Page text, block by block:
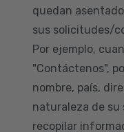
quedan
sus solicitudes/
Por ejemplo,
"Contáctenos",
nombre, país,
naturaleza de su
recopilar